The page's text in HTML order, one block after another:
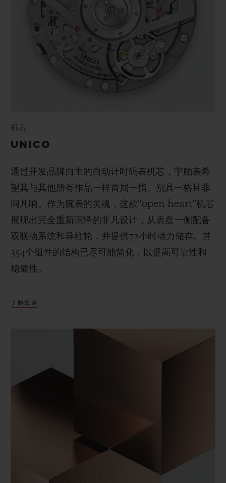
机芯
UNICO
通过开发品牌自主的自动计时码表机芯，宇舶表希
望其与其他所有作品一样首屈一指、别具一格且非
同凡响。作为腕表的灵魂，这款“open heart”机芯
展现出完全重新演绎的非凡设计，从表盘一侧配备
双联动系统和导柱轮，并提供72小时动力储存。其
354个组件的结构已尽可能简化，以提高可靠性和
稳健性。
了解更多